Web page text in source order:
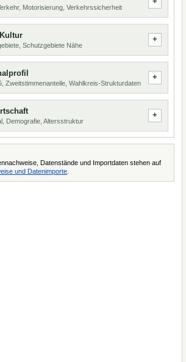
Motorisierung, Verkehrssicherheit
Schutzgebiete Nähe
Zweitstimmenanteile, Wahlkreis-Strukturdaten
Demografie, Altersstruktur
Datenstände und Importdaten stehen auf
und Datenimporte